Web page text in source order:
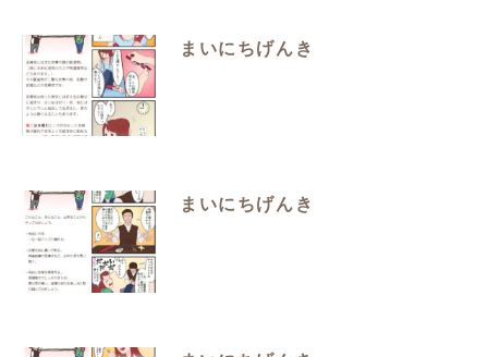
まいにちげんき
まいにちげんき